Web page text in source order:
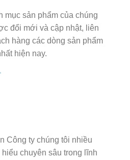
mục sản phẩm của chúng
đổi mới và cập nhật, liên
hàng các dòng sản phẩm
hiện nay.
Công ty chúng tôi nhiều
chuyên sâu trong lĩnh